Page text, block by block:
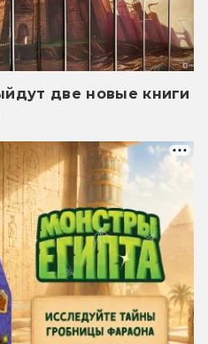
две новые книги